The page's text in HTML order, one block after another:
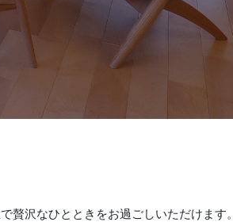
贅沢なひとときをお過ごしいただけます。